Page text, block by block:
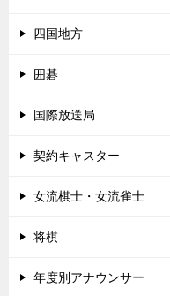
四国地方
囲碁
国際放送局
契約キャスター
女流棋士・女流雀士
将棋
年度別アナウンサー